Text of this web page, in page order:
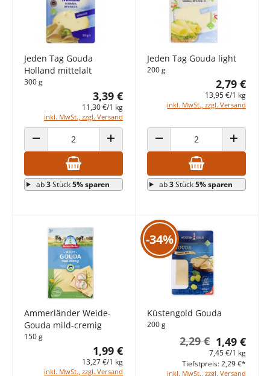
Jeden Tag Gouda
Holland mittelalt
300 g
3,39 €
11,30 €/1 kg
inkl. MwSt., zzgl. Versand
ANZAHL VERRINGERN ANZAHL ERHÖHEN
ab3Stück5% sparen
Jeden Tag Gouda light
200 g
2,79 €
13,95 €/1 kg
inkl. MwSt., zzgl. Versand
ANZAHL VERRINGERN ANZAHL
ab3Stück5% sparen
Ammerländer Weide-
Gouda mild-cremig
150 g
1,99 €
13,27 €/1 kg
inkl. MwSt., zzgl. Versand
-34%
Küstengold Gouda
200 g
1,49 €
2,29 €
7,45 €/1 kg
inkl. MwSt., zzgl. Versand
Tiefstpreis: 2,29 €*